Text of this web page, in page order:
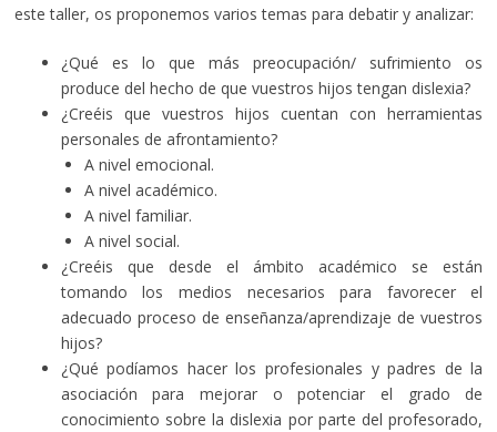
este taller, os proponemos varios temas para debatir y analizar:
¿Qué es lo que más preocupación/ sufrimiento os
produce del hecho de que vuestros hijos tengan dislexia?
¿Creéis que vuestros hijos cuentan con herramientas
personales de afrontamiento?
A nivel emocional.
A nivel académico.
A nivel familiar.
A nivel social.
¿Creéis que desde el ámbito académico se están
tomando los medios necesarios para favorecer el
adecuado proceso de enseñanza/aprendizaje de vuestros
hijos?
¿Qué podíamos hacer los profesionales y padres de la
asociación para mejorar o potenciar el grado de
conocimiento sobre la dislexia por parte del profesorado,